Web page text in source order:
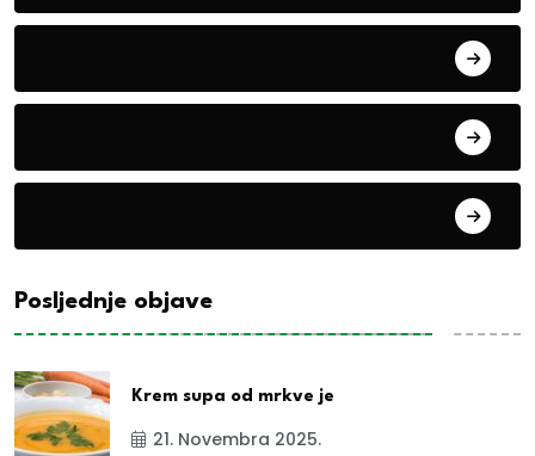
Posljednje objave
Krem supa od mrkve je
21. Novembra 2025.